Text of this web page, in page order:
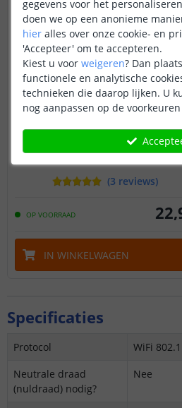
Shelly 1 Gen4
(3 reviews)
OP VOORRAAD 22,
IN WINKELWAGEN
Specificaties
Protocol
WiFi
Neutrale draad
(nuldraad) nodig?
Nee
gegevens voor het
doen we op een anonieme
hier alles over onze cookie- en
'Accepteer' om te accepteren.
Kiest u voor weigeren? Dan
functionele en analytische
technieken die daarop lijken. U
nog aanpassen op de